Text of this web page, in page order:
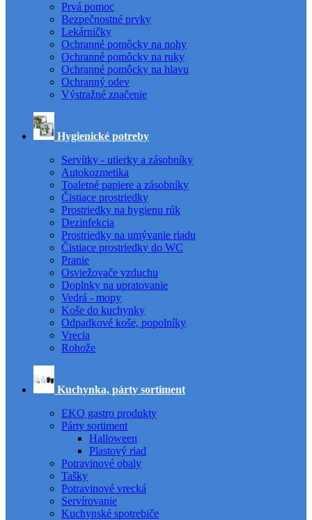
Prvá pomoc
Bezpečnostné prvky
Lekárničky
Ochranné pomôcky na nohy
Ochranné pomôcky na ruky
Ochranné pomôcky na hlavu
Ochranný odev
Výstražné značenie
Hygienické potreby
Servítky - utierky a zásobníky
Autokozmetika
Toaletné papiere a zásobníky
Čistiace prostriedky
Prostriedky na hygienu rúk
Dezinfekcia
Prostriedky na umývanie riadu
Čistiace prostriedky do WC
Pranie
Osviežovače vzduchu
Doplnky na upratovanie
Vedrá - mopy
Koše do kuchynky
Odpadkové koše, popolníky
Vrecia
Rohože
Kuchynka, párty sortiment
EKO gastro produkty
Párty sortiment
Halloween
Plastový riad
Potravinové obaly
Tašky
Potravinové vrecká
Servírovanie
Kuchynské spotrebiče